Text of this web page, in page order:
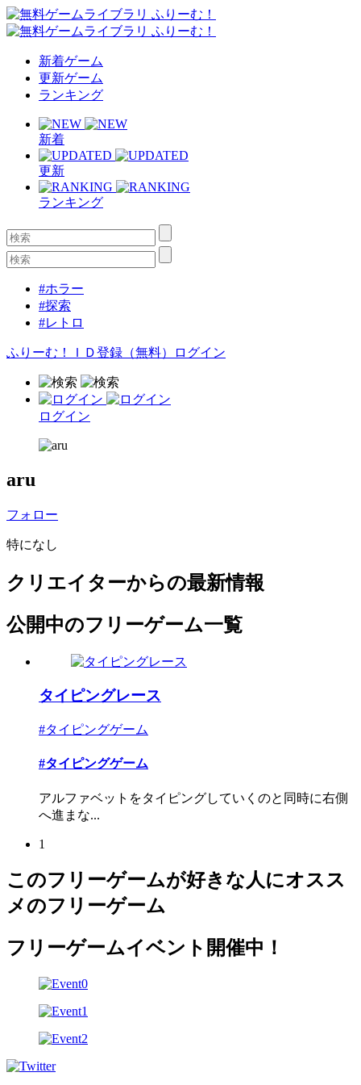
新着ゲーム
更新ゲーム
ランキング
新着
更新
ランキング
#ホラー
#探索
#レトロ
ふりーむ！ＩＤ登録（無料） ログイン
ログイン
aru
フォロー
特になし
クリエイターからの最新情報
公開中のフリーゲーム一覧
タイピングレース
#タイピングゲーム
#タイピングゲーム
アルファベットをタイピングしていくのと同時に右側
へ進まな...
1
このフリーゲームが好きな人にオスス
メのフリーゲーム
フリーゲームイベント開催中！